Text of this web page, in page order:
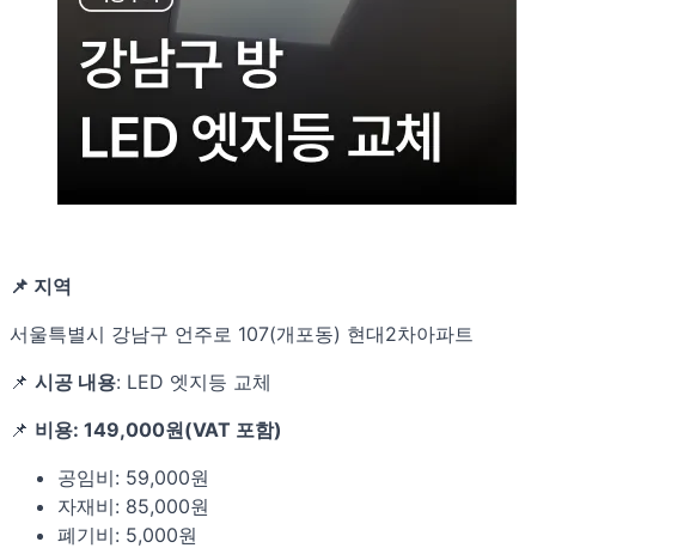
📌 지역
서울특별시 강남구 언주로 107(개포동) 현대2차아파트
📌 시공 내용: LED 엣지등 교체
📌 비용: 149,000원(VAT 포함)
공임비: 59,000원
자재비: 85,000원
폐기비: 5,000원